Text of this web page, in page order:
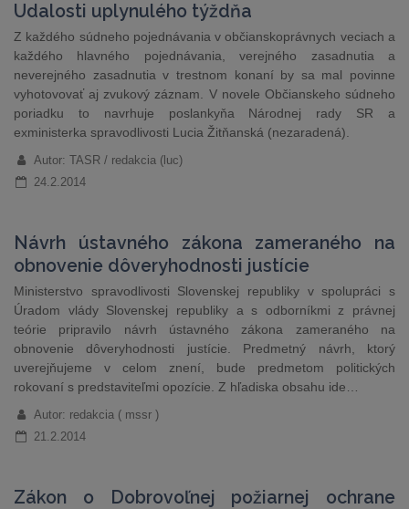
Udalosti uplynulého týždňa
Z každého súdneho pojednávania v občianskoprávnych veciach a
každého hlavného pojednávania, verejného zasadnutia a
neverejného zasadnutia v trestnom konaní by sa mal povinne
vyhotovovať aj zvukový záznam. V novele Občianskeho súdneho
poriadku to navrhuje poslankyňa Národnej rady SR a
exministerka spravodlivosti Lucia Žitňanská (nezaradená).
Autor: TASR / redakcia (luc)
24.2.2014
Návrh ústavného zákona zameraného na
obnovenie dôveryhodnosti justície
Ministerstvo spravodlivosti Slovenskej republiky v spolupráci s
Úradom vlády Slovenskej republiky a s odborníkmi z právnej
teórie pripravilo návrh ústavného zákona zameraného na
obnovenie dôveryhodnosti justície. Predmetný návrh, ktorý
uverejňujeme v celom znení, bude predmetom politických
rokovaní s predstaviteľmi opozície. Z hľadiska obsahu ide…
Autor: redakcia ( mssr )
21.2.2014
Zákon o Dobrovoľnej požiarnej ochrane